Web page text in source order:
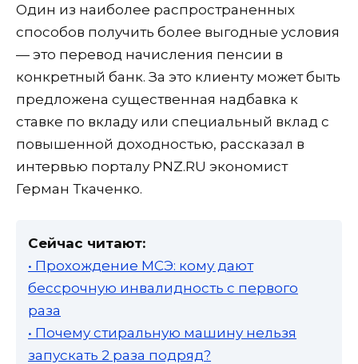
Один из наиболее распространенных
способов получить более выгодные условия
— это перевод начисления пенсии в
конкретный банк. За это клиенту может быть
предложена существенная надбавка к
ставке по вкладу или специальный вклад с
повышенной доходностью, рассказал в
интервью порталу PNZ.RU экономист
Герман Ткаченко.
Сейчас читают:
• Прохождение МСЭ: кому дают
бессрочную инвалидность с первого
раза
• Почему стиральную машину нельзя
запускать 2 раза подряд?